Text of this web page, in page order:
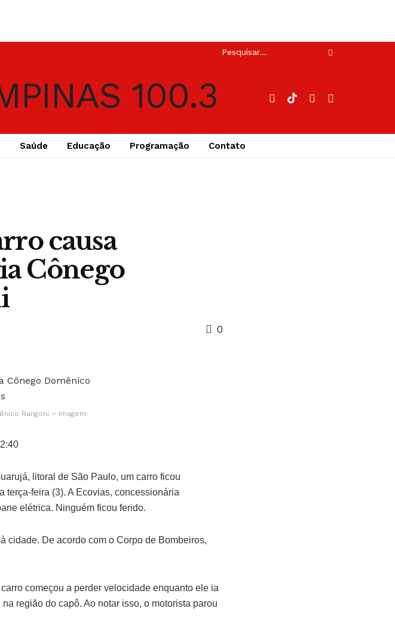
Saúde Educação Programação Contato
causa
Cônego
0
Rangoni – Imagem:
litoral de São Paulo, um carro ficou
terça-feira (3). A Ecovias, concessionária
elétrica. Ninguém ficou ferido.
cidade. De acordo com o Corpo de Bombeiros,
começou a perder velocidade enquanto ele ia
região do capô. Ao notar isso, o motorista parou